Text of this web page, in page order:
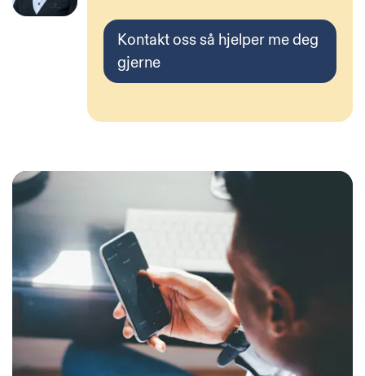
Kontakt oss så hjelper me deg
gjerne